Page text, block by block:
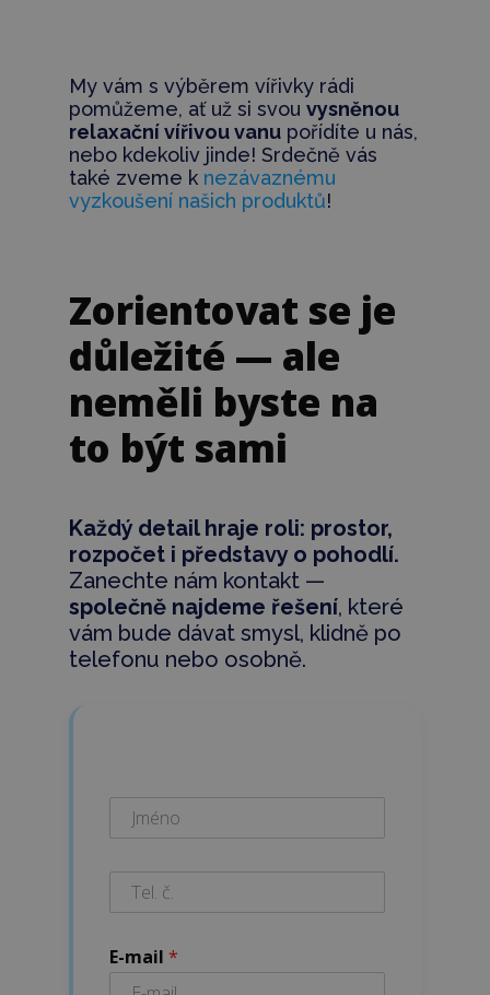
My vám s výběrem vířivky rádi
pomůžeme, ať už si svou vysněnou
relaxační vířivou vanupořídíte u nás,
nebo kdekoliv jinde! Srdečně vás
také zveme k nezávaznému
vyzkoušení našich produktů!
Zorientovat se je
důležité — ale
neměli byste na
to být sami
Každý detail hraje roli: prostor,
rozpočet i představy o pohodlí.
Zanechte nám kontakt —
společně najdeme řešení, které
vám bude dávat smysl, klidně po
telefonu nebo osobně.
E-mail *